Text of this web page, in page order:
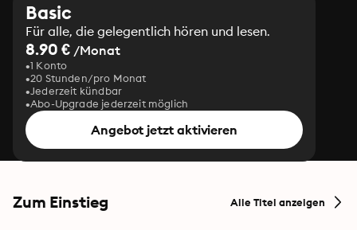
Basic
Für alle, die gelegentlich hören und lesen.
8.90 € /Monat
1 Konto
20 Stunden/pro Monat
Jederzeit kündbar
Abo-Upgrade jederzeit möglich
Angebot jetzt aktivieren
Zum Einstieg Alle Titel anzeigen